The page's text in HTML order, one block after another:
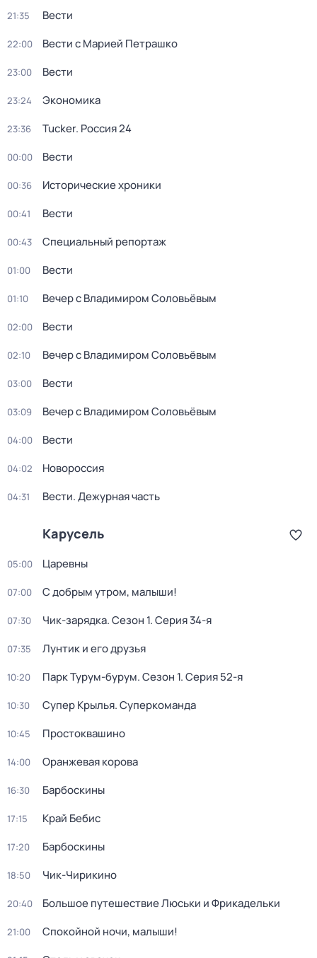
21:35 Вести
22:00 Вести с Марией Петрашко
23:00 Вести
23:24 Экономика
23:36 Tucker. Россия 24
00:00 Вести
00:36 Исторические хроники
00:41 Вести
00:43 Специальный репортаж
01:00 Вести
01:10 Вечер с Владимиром Соловьёвым
02:00 Вести
02:10 Вечер с Владимиром Соловьёвым
03:00 Вести
03:09 Вечер с Владимиром Соловьёвым
04:00 Вести
04:02 Новороссия
04:31 Вести. Дежурная часть
Карусель
05:00 Царевны
07:00 С добрым утром, малыши!
07:30 Чик-зарядка. Сезон 1. Серия 34-я
07:35 Лунтик и его друзья
10:20 Парк Турум-бурум. Сезон 1. Серия 52-я
10:30 Супер Крылья. Суперкоманда
10:45 Простоквашино
14:00 Оранжевая корова
16:30 Барбоскины
17:15 Край Бебис
17:20 Барбоскины
18:50 Чик-Чирикино
20:40 Большое путешествие Люськи и Фрикадельки
21:00 Спокойной ночи, малыши!